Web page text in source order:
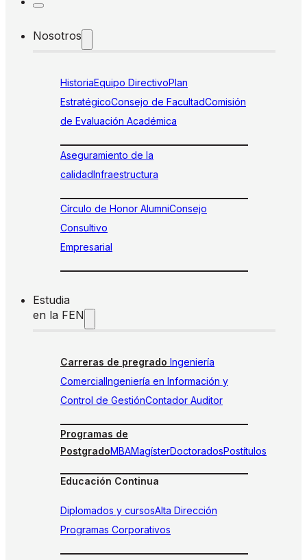
Nosotros
HistoriaEquipo DirectivoPlan
EstratégicoConsejo de FacultadComisión
de Evaluación Académica
Aseguramiento de la
calidadInfraestructura
Círculo de Honor AlumniConsejo
Consultivo
Empresarial
Estudia
en la FEN
Carreras de pregrado Ingeniería
ComercialIngeniería en Información y
Control de GestiónContador Auditor
Programas de
PostgradoMBAMagísterDoctoradosPostítulos
Educación Continua
Diplomados y cursosAlta Dirección
Programas Corporativos